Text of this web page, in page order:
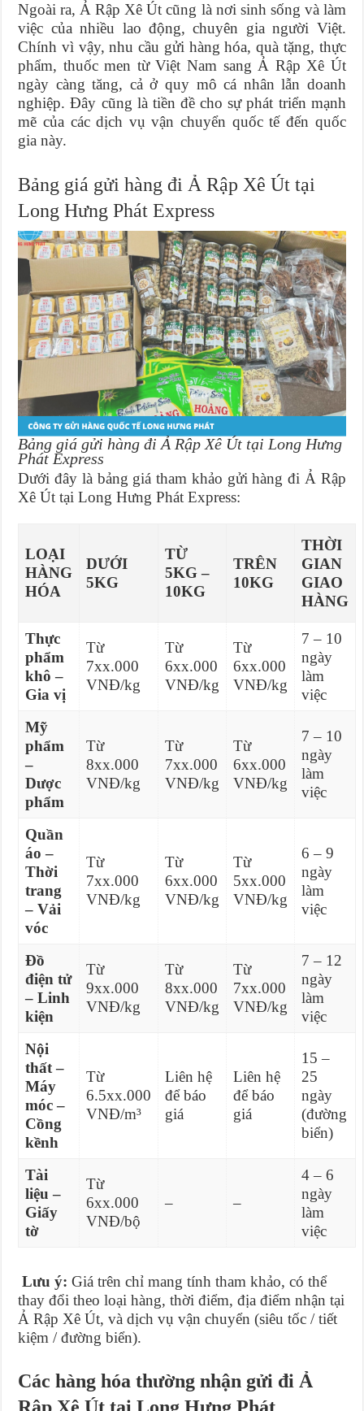
Ngoài ra, Ả Rập Xê Út cũng là nơi sinh sống và làm
việc của nhiều lao động, chuyên gia người Việt.
Chính vì vậy, nhu cầu gửi hàng hóa, quà tặng, thực
phẩm, thuốc men từ Việt Nam sang Ả Rập Xê Út
ngày càng tăng, cả ở quy mô cá nhân lẫn doanh
nghiệp. Đây cũng là tiền đề cho sự phát triển mạnh
mẽ của các dịch vụ vận chuyển quốc tế đến quốc
gia này.
Bảng giá gửi hàng đi Ả Rập Xê Út tại
Long Hưng Phát Express
Bảng giá gửi hàng đi Ả Rập Xê Út tại Long Hưng
Phát Express
Dưới đây là bảng giá tham khảo gửi hàng đi Ả Rập
Xê Út tại Long Hưng Phát Express:
LOẠI
HÀNG
HÓA
DƯỚI
5KG
TỪ
5KG –
10KG
TRÊN
10KG
THỜI
GIAN
GIAO
HÀNG
Thực
phẩm
khô –
Gia vị
Từ
7xx.000
VNĐ/kg
Từ
6xx.000
VNĐ/kg
Từ
6xx.000
VNĐ/kg
7 – 10
ngày
làm
việc
Mỹ
phẩm
–
Dược
phẩm
Từ
8xx.000
VNĐ/kg
Từ
7xx.000
VNĐ/kg
Từ
6xx.000
VNĐ/kg
7 – 10
ngày
làm
việc
Quần
áo –
Thời
trang
– Vải
vóc
Từ
7xx.000
VNĐ/kg
Từ
6xx.000
VNĐ/kg
Từ
5xx.000
VNĐ/kg
6 – 9
ngày
làm
việc
Đồ
điện tử
– Linh
kiện
Từ
9xx.000
VNĐ/kg
Từ
8xx.000
VNĐ/kg
Từ
7xx.000
VNĐ/kg
7 – 12
ngày
làm
việc
Nội
thất –
Máy
móc –
Cồng
kềnh
Từ
6.5xx.000
VNĐ/m³
Liên hệ
để báo
giá
Liên hệ
để báo
giá
15 –
25
ngày
(đường
biển)
Tài
liệu –
Giấy
tờ
Từ
6xx.000
VNĐ/bộ
– –
4 – 6
ngày
làm
việc
Lưu ý:Giá trên chỉ mang tính tham khảo, có thể
thay đổi theo loại hàng, thời điểm, địa điểm nhận tại
Ả Rập Xê Út, và dịch vụ vận chuyển (siêu tốc / tiết
kiệm / đường biển).
Các hàng hóa thường nhận gửi đi Ả
Rập Xê Út tại Long Hưng Phát